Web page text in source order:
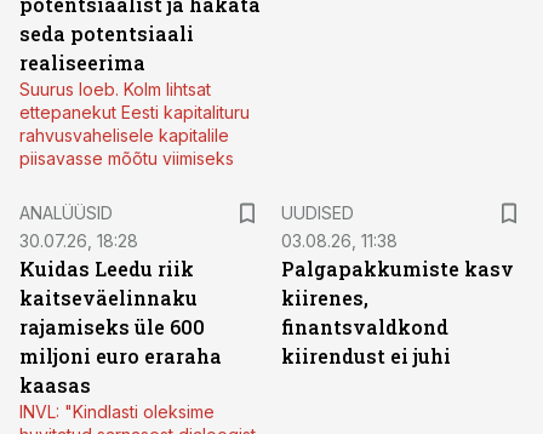
seda potentsiaali
realiseerima
Suurus loeb. Kolm lihtsat
ettepanekut Eesti kapitalituru
rahvusvahelisele kapitalile
piisavasse mõõtu viimiseks
ANALÜÜSID
30.07.26, 18:28
Kuidas Leedu riik
kaitseväelinnaku
rajamiseks üle 600
miljoni euro eraraha
kaasas
INVL: "Kindlasti oleksime
UUDISED
03.08.26, 11:38
Palgapakkumiste kasv
kiirenes,
finantsvaldkond
kiirendust ei juhi